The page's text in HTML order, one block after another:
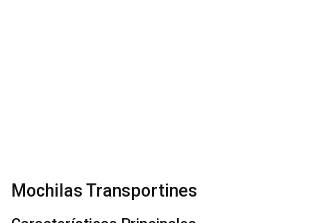
Mochilas Transportines